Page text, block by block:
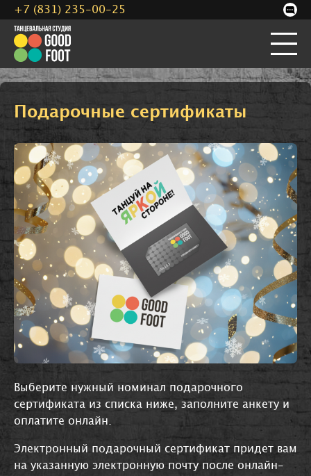
Подарочные сертификаты
Выберите нужный номинал подарочного
сертификата из списка ниже, заполните анкету и
оплатите онлайн.
Электронный подарочный сертификат придет вам
на указанную электронную почту после онлайн-
+7 (831) 235-00-25